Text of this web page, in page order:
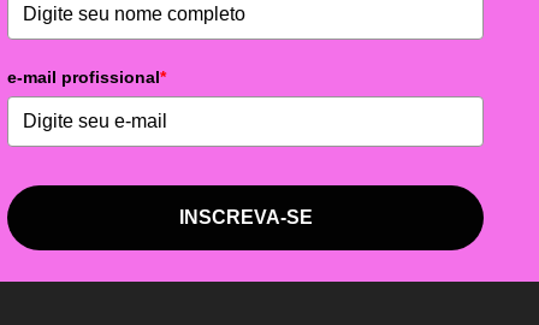
e-mail profissional*
INSCREVA-SE